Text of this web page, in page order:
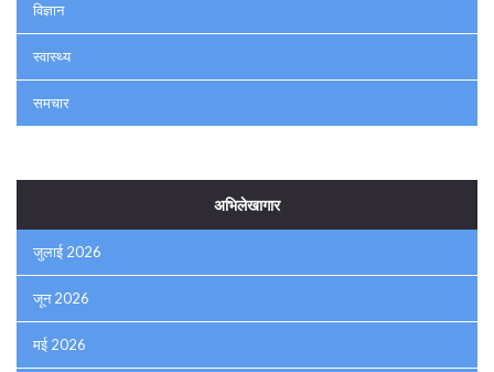
विज्ञान
स्वास्थ्य
समचार
अभिलेखागार
जुलाई 2026
जून 2026
मई 2026